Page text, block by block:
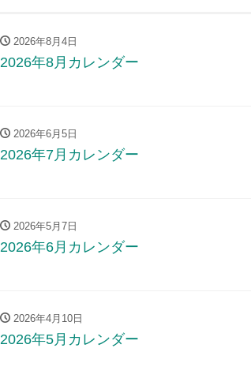
2026年8月4日
2026年8月カレンダー
2026年6月5日
2026年7月カレンダー
2026年5月7日
2026年6月カレンダー
2026年4月10日
2026年5月カレンダー